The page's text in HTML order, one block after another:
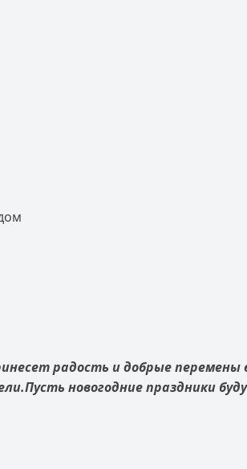
радость и добрые перемены
Пусть новогодние праздники